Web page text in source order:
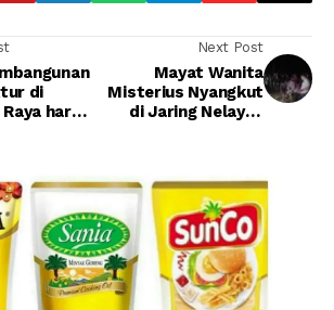
di
harus
Next Post
Mayat Wanita
Misterius Nyangkut
di Jaring Nelayan